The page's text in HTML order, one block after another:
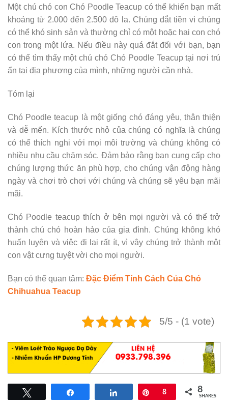
Một chú chó con Chó Poodle Teacup có thể khiến bạn mất
khoảng từ 2.000 đến 2.500 đô la. Chúng đắt tiền vì chúng
có thể khó sinh sản và thường chỉ có một hoặc hai con chó
con trong một lứa. Nếu điều này quá đắt đối với bạn, bạn
có thể tìm thấy một chú chó Chó Poodle Teacup tại nơi trú
ẩn tại địa phương của mình, những người cần nhà.
Tóm lại
Chó Poodle teacup là một giống chó đáng yêu, thân thiện
và dễ mến. Kích thước nhỏ của chúng có nghĩa là chúng
có thể thích nghi với mọi môi trường và chúng không có
nhiều nhu cầu chăm sóc. Đảm bảo rằng bạn cung cấp cho
chúng lượng thức ăn phù hợp, cho chúng vận động hàng
ngày và chơi trò chơi với chúng và chúng sẽ yêu bạn mãi
mãi.
Chó Poodle teacup thích ở bên mọi người và có thể trở
thành chú chó hoàn hảo của gia đình. Chúng không khó
huấn luyện và việc đi lại rất ít, vì vậy chúng trở thành một
con vật cưng tuyệt vời cho mọi người.
Bạn có thể quan tâm: Đặc Điểm Tính Cách Của Chó
Chihuahua Teacup
5/5 - (1 vote)
Pin
8 8
SHARES